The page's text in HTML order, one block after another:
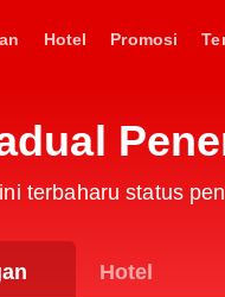
Hotel Promosi
terbaharu status
Hotel